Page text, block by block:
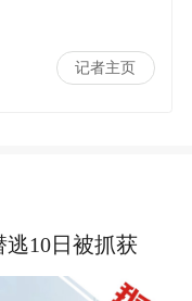
记者主页
10日被抓获